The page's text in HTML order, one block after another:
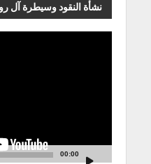
نشأة النقود وسيطرة آل
00:00